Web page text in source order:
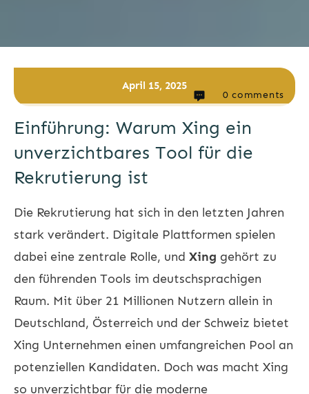
April 15, 2025
0 comments
Einführung: Warum Xing ein
unverzichtbares Tool für die
Rekrutierung ist
Die Rekrutierung hat sich in den letzten Jahren
stark verändert. Digitale Plattformen spielen
dabei eine zentrale Rolle, und Xing gehört zu
den führenden Tools im deutschsprachigen
Raum. Mit über 21 Millionen Nutzern allein in
Deutschland, Österreich und der Schweiz bietet
Xing Unternehmen einen umfangreichen Pool an
potenziellen Kandidaten. Doch was macht Xing
so unverzichtbar für die moderne